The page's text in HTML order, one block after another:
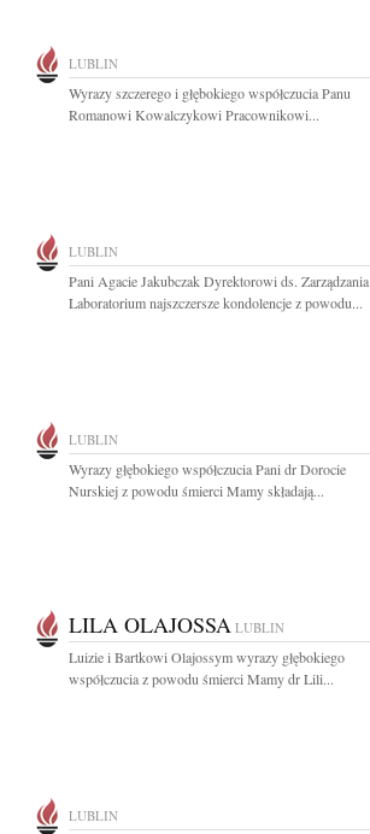
LUBLIN
Wyrazy szczerego i głębokiego współczucia Panu
Romanowi Kowalczykowi Pracownikowi...
LUBLIN
Pani Agacie Jakubczak Dyrektorowi ds. Zarządzania
Laboratorium najszczersze kondolencje z powodu...
LUBLIN
Wyrazy głębokiego współczucia Pani dr Dorocie
Nurskiej z powodu śmierci Mamy składają...
LILA OLAJOSSA LUBLIN
Luizie i Bartkowi Olajossym wyrazy głębokiego
współczucia z powodu śmierci Mamy dr Lili...
LUBLIN